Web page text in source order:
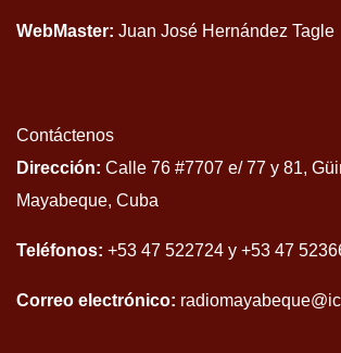
WebMaster: Juan José Hernández Tagle
Contáctenos
Dirección: Calle 76 #7707 e/ 77 y 81,
Mayabeque, Cuba
Teléfonos: +53 47 522724 y +53 47
Correo electrónico: